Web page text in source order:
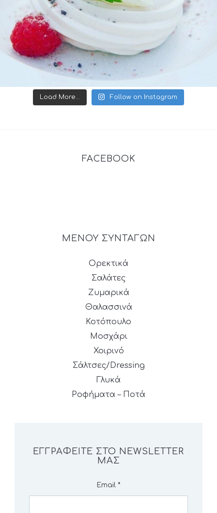
Load More... Follow on Instagram
FACEBOOK
ΜΕΝΟΥ ΣΥΝΤΑΓΩΝ
Ορεκτικά
Σαλάτες
Ζυμαρικά
Θαλασσινά
Κοτόπουλο
Μοσχάρι
Χοιρινό
Σάλτσες/Dressing
Γλυκά
Ροφήματα – Ποτά
ΕΓΓΡΑΦΕΊΤΕ ΣΤΟ NEWSLETTER
ΜΑΣ
Email *